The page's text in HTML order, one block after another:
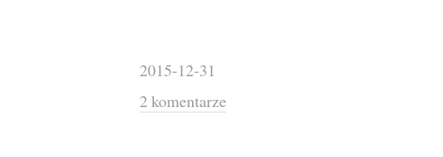
2015-12-31
2 komentarze